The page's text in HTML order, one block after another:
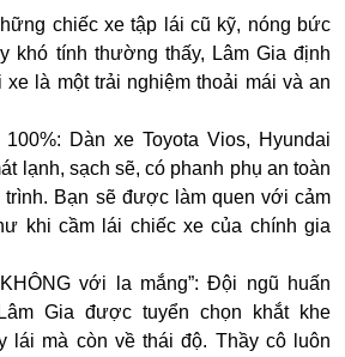
chiếc xe tập lái cũ kỹ, nóng bức
khó tính thường thấy, Lâm Gia định
là một trải nghiệm thoải mái và an
Dàn xe Toyota Vios, Hyundai
lạnh, sạch sẽ, có phanh phụ an toàn
trình. Bạn sẽ được làm quen với cảm
khi cầm lái chiếc xe của chính gia
với la mắng”: Đội ngũ huấn
Gia được tuyển chọn khắt khe
lái mà còn về thái độ. Thầy cô luôn